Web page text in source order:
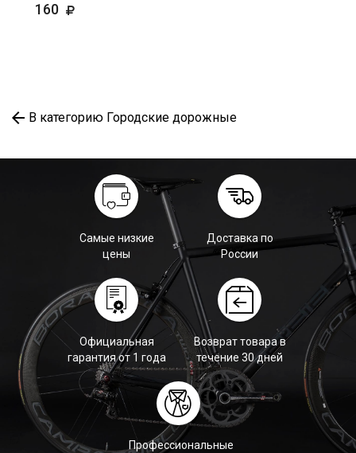
160
В категорию Городские дорожные
Самые низкие
цены
Доставка по
России
Официальная
гарантия от 1 года
Возврат товара в
течение 30 дней
Профессиональные